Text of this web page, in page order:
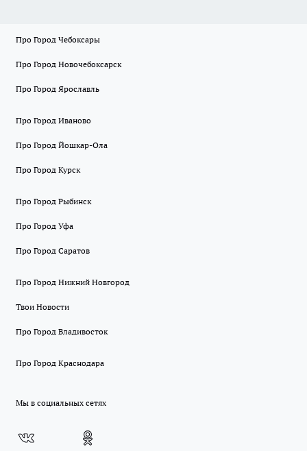
Про Город Чебоксары
Про Город Новочебоксарск
Про Город Ярославль
Про Город Иваново
Про Город Йошкар-Ола
Про Город Курск
Про Город Рыбинск
Про Город Уфа
Про Город Саратов
Про Город Нижний Новгород
Твои Новости
Про Город Владивосток
Про Город Краснодара
Мы в социальных сетях